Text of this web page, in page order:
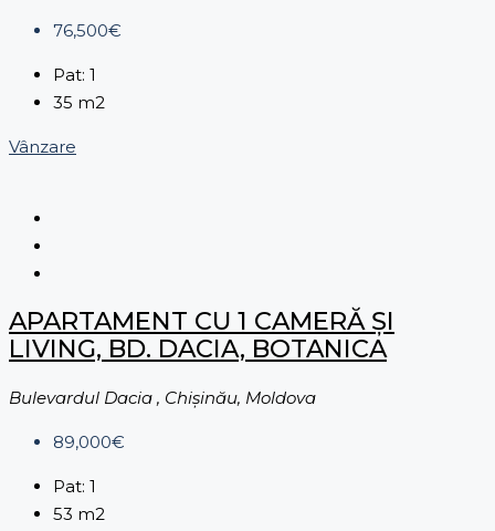
76,500€
Pat: 1
35 m2
Vânzare
APARTAMENT CU 1 CAMERĂ ȘI
LIVING, BD. DACIA, BOTANICA
Bulevardul Dacia , Chișinău, Moldova
89,000€
Pat: 1
53 m2